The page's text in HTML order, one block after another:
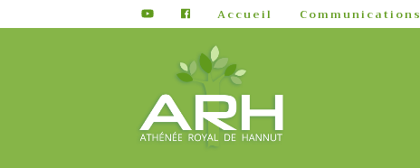
Accueil Communications